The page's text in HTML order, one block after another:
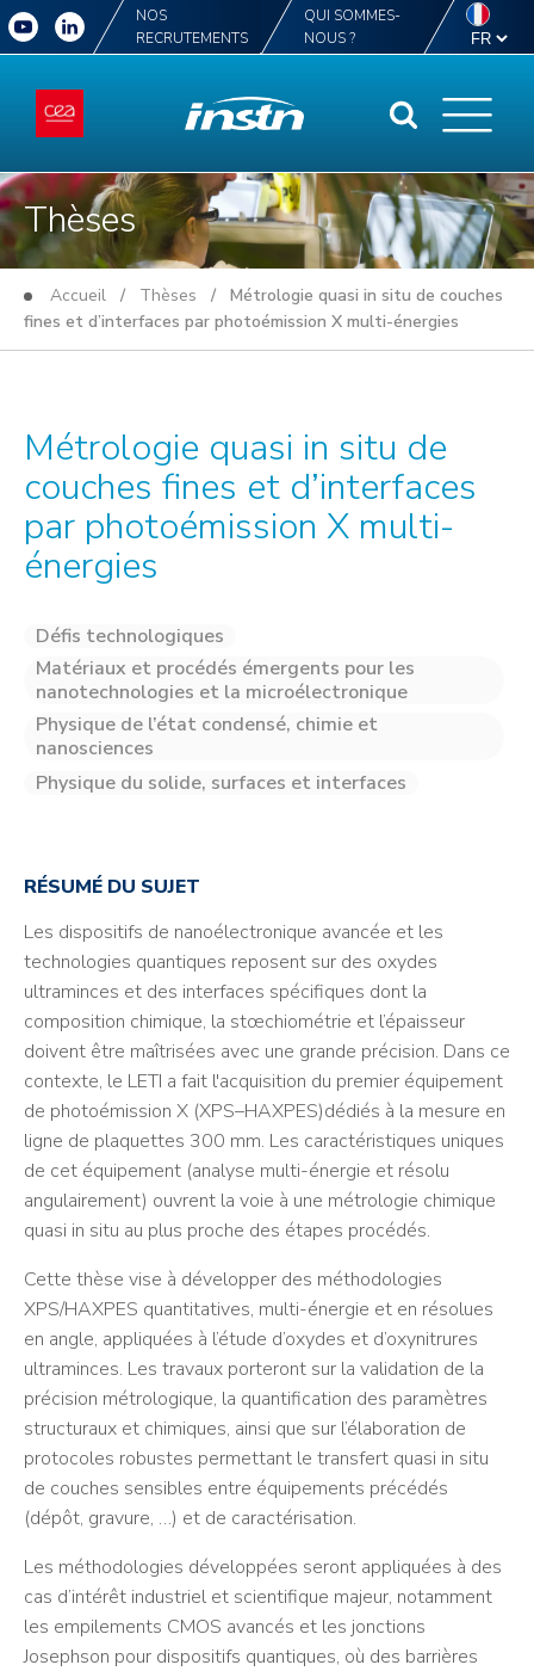
NOS
RECRUTEMENTS
QUI SOMMES-
NOUS ?
Thèses
Accueil / Thèses / Métrologie quasi in situ de couches
fines et d’interfaces par photoémission X multi-énergies
Métrologie quasi in situ de
couches fines et d’interfaces
par photoémission X multi-
énergies
Défis technologiques
Matériaux et procédés émergents pour les
nanotechnologies et la microélectronique
Physique de l’état condensé, chimie et
nanosciences
Physique du solide, surfaces et interfaces
RÉSUMÉ DU SUJET
Les dispositifs de nanoélectronique avancée et les
technologies quantiques reposent sur des oxydes
ultraminces et des interfaces spécifiques dont la
composition chimique, la stœchiométrie et l’épaisseur
doivent être maîtrisées avec une grande précision. Dans ce
contexte, le LETI a fait l'acquisition du premier équipement
de photoémission X (XPS–HAXPES)dédiés à la mesure en
ligne de plaquettes 300 mm. Les caractéristiques uniques
de cet équipement (analyse multi-énergie et résolu
angulairement) ouvrent la voie à une métrologie chimique
quasi in situ au plus proche des étapes procédés.
Cette thèse vise à développer des méthodologies
XPS/HAXPES quantitatives, multi-énergie et en résolues
en angle, appliquées à l’étude d’oxydes et d’oxynitrures
ultraminces. Les travaux porteront sur la validation de la
précision métrologique, la quantification des paramètres
structuraux et chimiques, ainsi que sur l’élaboration de
protocoles robustes permettant le transfert quasi in situ
de couches sensibles entre équipements précédés
(dépôt, gravure, …) et de caractérisation.
Les méthodologies développées seront appliquées à des
cas d’intérêt industriel et scientifique majeur, notamment
les empilements CMOS avancés et les jonctions
Josephson pour dispositifs quantiques, où des barrières